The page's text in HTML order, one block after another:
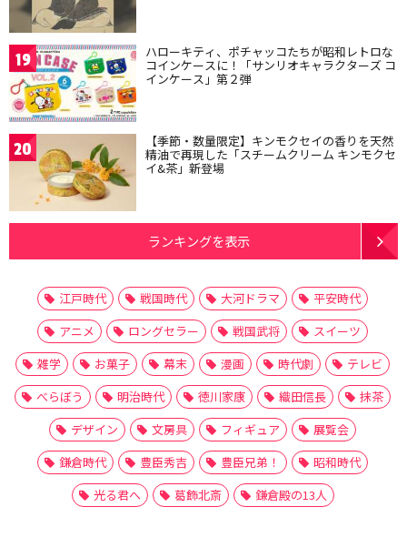
19 ハローキティ、ポチャッコたちが昭和レトロな
コインケースに！「サンリオキャラクターズ コ
インケース」第２弾
20 【季節・数量限定】キンモクセイの香りを天然
精油で再現した「スチームクリーム キンモクセ
イ&茶」新登場
ランキングを表示
江戸時代 戦国時代 大河ドラマ
平安時代
アニメ
ロングセラー 戦国武将
スイーツ
雑学
お菓子 幕末 漫画 時代劇
テレビ
べらぼう
明治時代 徳川家康 織田信長
抹茶
デザイン
文房具 フィギュア
展覧会
鎌倉時代
豊臣秀吉 豊臣兄弟！
昭和時代
光る君へ
葛飾北斎 鎌倉殿の13人